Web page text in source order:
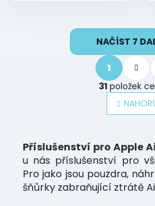
v
k
y
v
ý
NAČÍST 7
S
t
r
á
n
k
á
n
í
1
31 položek
Příslušenství pro Apple
u nás příslušenství pro
Pro jako jsou pouzdra,
šňůrky zabraňující ztrátě